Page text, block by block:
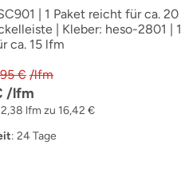
| 1 Paket reicht für ca. 20
| Kleber: heso-2801 | 1
ca. 15 lfm
€ /lfm
/lfm
2,38 lfm zu 16,42 €
: 24 Tage